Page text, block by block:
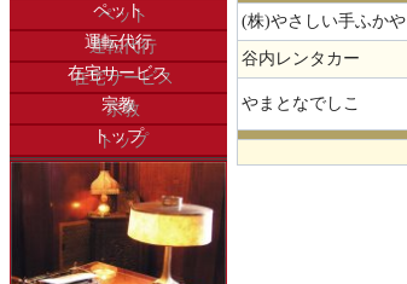
ペット
運転代行
在宅サービス
宗教
トップ
(株)やさしい手ふかや
谷内レンタカー
やまとなでしこ
.